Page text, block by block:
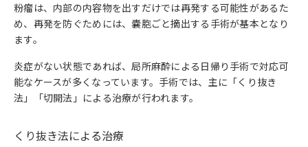
粉瘤は、内部の内容物を出すだけでは再発する可能性があるた
め、再発を防ぐためには、嚢胞ごと摘出する手術が基本となり
ます。
炎症がない状態であれば、局所麻酔による日帰り手術で対応可
能なケースが多くなっています。手術では、主に「くり抜き
法」「切開法」による治療が行われます。
くり抜き法による治療